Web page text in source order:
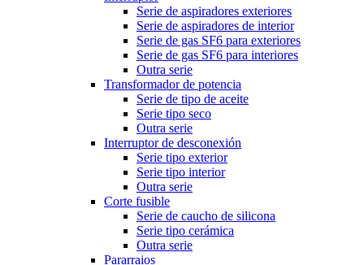
Serie de aspiradores exteriores
Serie de aspiradores de interior
Serie de gas SF6 para exteriores
Serie de gas SF6 para interiores
Outra serie
Transformador de potencia
Serie de tipo de aceite
Serie tipo seco
Outra serie
Interruptor de desconexión
Serie tipo exterior
Serie tipo interior
Outra serie
Corte fusible
Serie de caucho de silicona
Serie tipo cerámica
Outra serie
Pararraios